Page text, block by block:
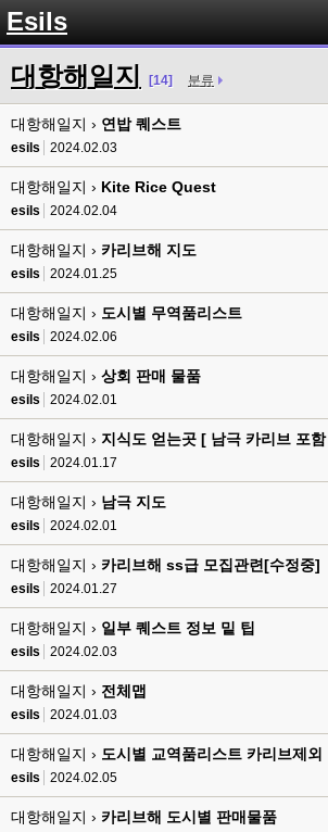
Esils
대항해일지 [14] 분류
대항해일지 › 연밥 퀘스트
esils 2024.02.03
대항해일지 › Kite Rice Quest
esils 2024.02.04
대항해일지 › 카리브해 지도
esils 2024.01.25
대항해일지 › 도시별 무역품리스트
esils 2024.02.06
대항해일지 › 상회 판매 물품
esils 2024.02.01
대항해일지 › 지식도 얻는곳 [ 남극 카리브 포함
esils 2024.01.17
대항해일지 › 남극 지도
esils 2024.02.01
대항해일지 › 카리브해 ss급 모집관련[수정중]
esils 2024.01.27
대항해일지 › 일부 퀘스트 정보 밑 팁
esils 2024.02.03
대항해일지 › 전체맵
esils 2024.01.03
대항해일지 › 도시별 교역품리스트 카리브제외
esils 2024.02.05
대항해일지 › 카리브해 도시별 판매물품
esils
전 아녀요
고게임77
솔찍히 아직도 라이믹스보다 xe가 정이 더가긴합니다
솔직히 적응이 xe1이다보니깐 라이믹스는 비슷하면
그렇다고 코어랑 모듈 전부 마개조해버릴려니 난중 또
없을꺼같아서 ;;
esils
이제 정상동작이겟지 !
고게임77
오 정상 이네요!
비회원
ㅇ
esils
채팅치믄 바로 반영 정상 ㅋ
고게임77
접속자는 ip당 1명인가 보네요. 다른 브로우저로 접속
esils
음
폰으로 접속해보니 3이 되는데
esils
나가도 3이네 하핫 ...
고게임77
ㅋㅋㅋㅋㅋㅋㅋㅋ